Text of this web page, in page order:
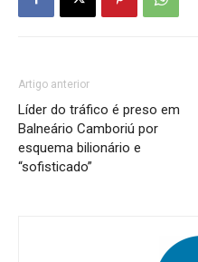
Artigo anterior
Líder do tráfico é preso em
Balneário Camboriú por
esquema bilionário e
“sofisticado”